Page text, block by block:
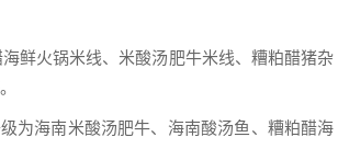
鲜火锅米线、米酸汤肥牛米线、糟粕醋猪杂
为海南米酸汤肥牛、海南酸汤鱼、糟粕醋海